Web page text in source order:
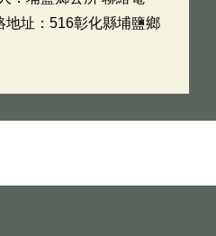
地址：516彰化縣埔鹽鄉